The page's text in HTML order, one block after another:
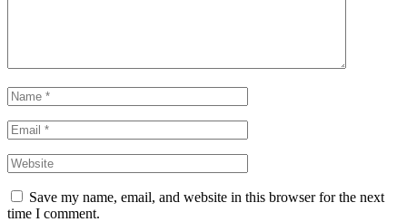
Save my name, email, and website in this browser for the next
time I comment.